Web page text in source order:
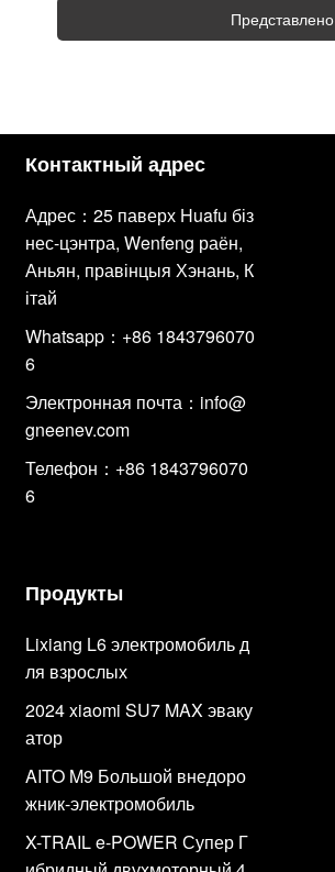
Представлено
Контактный адрес
Адрес：25 паверх Huafu біз
нес-цэнтра, Wenfeng раён,
Аньян, правінцыя Хэнань, К
ітай
Whatsapp：+86 1843796070
6
Электронная почта： info@
gneenev.com
Телефон：+86 1843796070
6
Продукты
Lixiang L6 электромобиль д
ля взрослых
2024 xiaomi SU7 MAX эваку
атор
AITO M9 Большой внедоро
жник-электромобиль
X-TRAIL e-POWER Супер Г